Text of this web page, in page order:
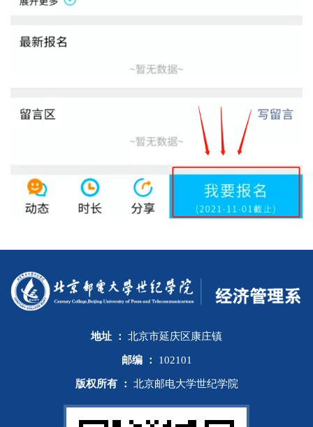
地址 ： 北京市延庆区康庄镇
邮编 ： 102101
版权所有 ： 北京邮电大学世纪学院